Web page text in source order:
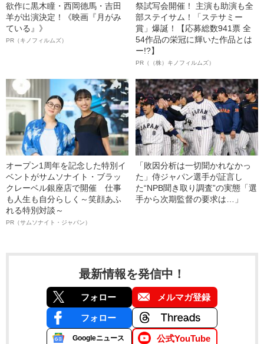
欲作に黒木瞳・西岡德馬・吉田
羊が出演決定！《映画『月がみ
ている』》
PR（キノフィルムズ）
祭試写会開催！ 主演も助演も全
部ステイサム！「ステサミー
賞」爆誕！【応募総数941票 全
54作品の栄冠に輝いた作品とは
ー!?】
PR（（株）キノフィルムズ）
オープン1周年を記念した特別イ
ベントがサムソナイト・ブラッ
クレーベル銀座店で開催 仕事
も人生も自分らしく～笑顔あふ
れる特別対談～
PR（サムソナイト・ジャパン）
「敗因分析は一切聞かれなかっ
た」侍ジャパン選手が証言し
た“NPB聞き取り調査”の実態「選
手から次期監督の要求は…」
最新情報を発信中！
フォロー メルマガ登録
フォロー
Googleニュース 公式YouTube